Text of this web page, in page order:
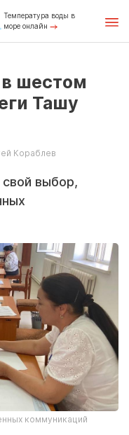
Температура воды в
море онлайн
шестом
Ташу
Кораблев
выбор,
коммуникаций